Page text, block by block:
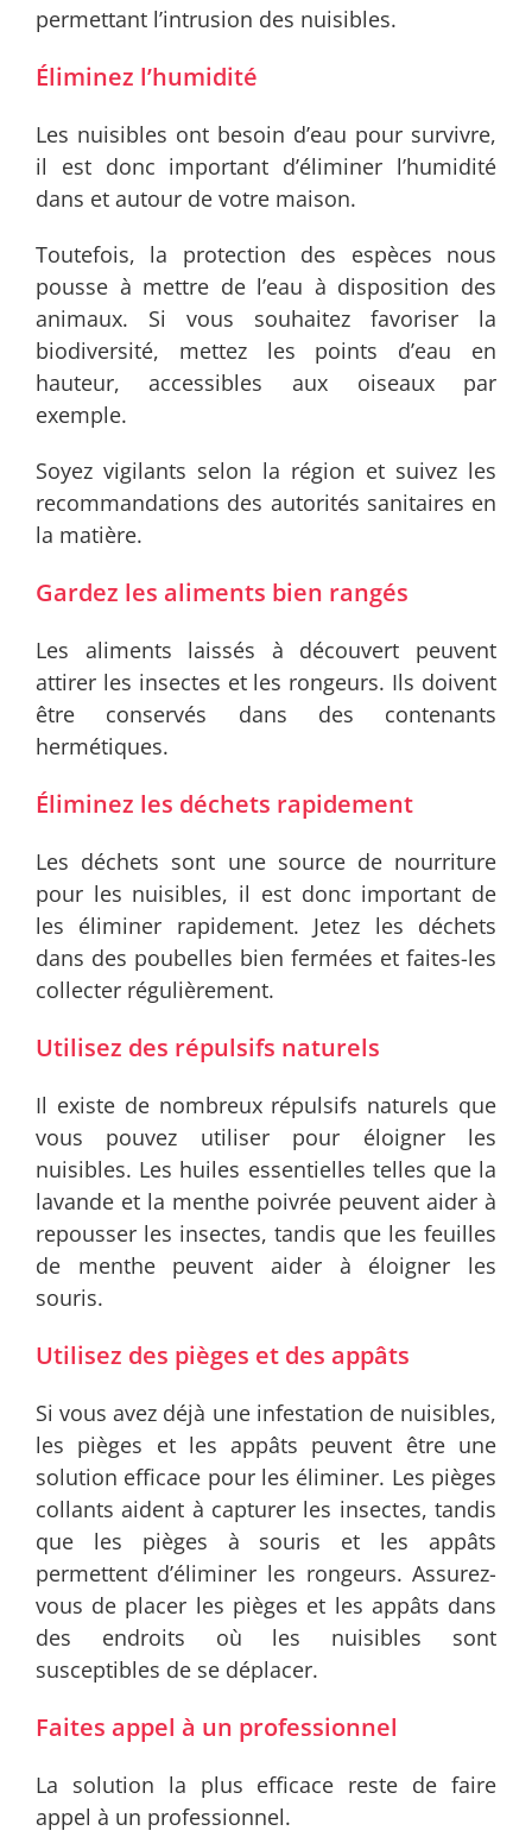
permettant l’intrusion des nuisibles.
Éliminez l’humidité
Les nuisibles ont besoin d’eau pour survivre,
il est donc important d’éliminer l’humidité
dans et autour de votre maison.
Toutefois, la protection des espèces nous
pousse à mettre de l’eau à disposition des
animaux. Si vous souhaitez favoriser la
biodiversité, mettez les points d’eau en
hauteur, accessibles aux oiseaux par
exemple.
Soyez vigilants selon la région et suivez les
recommandations des autorités sanitaires en
la matière.
Gardez les aliments bien rangés
Les aliments laissés à découvert peuvent
attirer les insectes et les rongeurs. Ils doivent
être conservés dans des contenants
hermétiques.
Éliminez les déchets rapidement
Les déchets sont une source de nourriture
pour les nuisibles, il est donc important de
les éliminer rapidement. Jetez les déchets
dans des poubelles bien fermées et faites-les
collecter régulièrement.
Utilisez des répulsifs naturels
Il existe de nombreux répulsifs naturels que
vous pouvez utiliser pour éloigner les
nuisibles. Les huiles essentielles telles que la
lavande et la menthe poivrée peuvent aider à
repousser les insectes, tandis que les feuilles
de menthe peuvent aider à éloigner les
souris.
Utilisez des pièges et des appâts
Si vous avez déjà une infestation de nuisibles,
les pièges et les appâts peuvent être une
solution efficace pour les éliminer. Les pièges
collants aident à capturer les insectes, tandis
que les pièges à souris et les appâts
permettent d’éliminer les rongeurs. Assurez-
vous de placer les pièges et les appâts dans
des endroits où les nuisibles sont
susceptibles de se déplacer.
Faites appel à un professionnel
La solution la plus efficace reste de faire
appel à un professionnel.